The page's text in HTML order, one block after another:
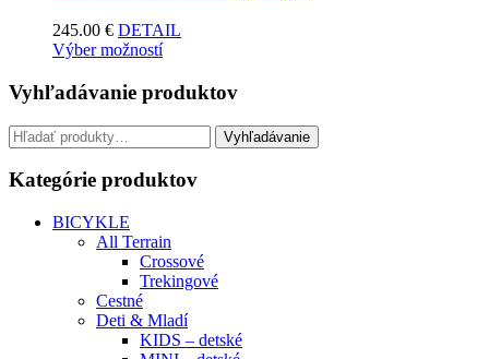
245.00 € DETAIL
Výber možností
Vyhľadávanie produktov
Hľadať: Vyhľadávanie
Kategórie produktov
BICYKLE
All Terrain
Crossové
Trekingové
Cestné
Deti & Mladí
KIDS – detské